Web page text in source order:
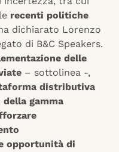
recenti politiche
dichiarato Lorenzo
di B&C Speakers.
delle
– sottolinea -,
distributiva
gamma
opportunità di